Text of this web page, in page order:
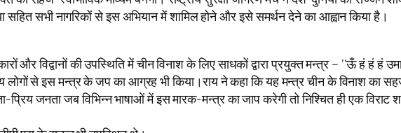
सहित सभी नागरिकों से इस अभियान में शामिल होने और इसे समर्थन देने का आह्वान किया है।
और विद्वानों की उपस्थिति में चीन विनाश के लिए साधकों द्वारा प्रयुक्त मन्त्र – ‘‘ऊँ हं हं
लोगों से इस मन्त्र के जप का आग्रह भी किया।राय ने कहा कि यह मन्त्र चीन के विनाश का
प्रिय जनता जब विभिन्न भाषाओं में इस मारक-मन्त्र का जाप करेगी तो निश्चित ही एक